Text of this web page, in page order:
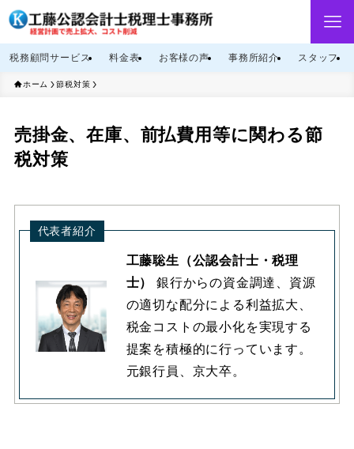
税務顧問サービス 料金表 お客様の声 事務所紹介 スタッフ
ホーム 節税対策
売掛金、在庫、前払費用等に関わる節
税対策
代表者紹介
工藤聡生（公認会計士・税理
士）
銀行からの資金調達、資源
の適切な配分による利益拡大、
税金コストの最小化を実現する
提案を積極的に行っています。
元銀行員、京大卒。